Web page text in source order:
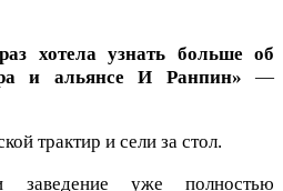
хотела узнать больше об
и альянсе И Ранпин» —
трактир и сели за стол.
уже полностью